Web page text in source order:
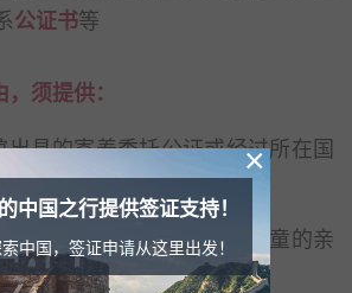
公证书等
须提供：
出具的寄养委托公证或经过所在国
寄养委托书；
、复印件及其与被寄养儿童的亲
中国之行提供签证支持！
中国，签证申请从这里出发！
×